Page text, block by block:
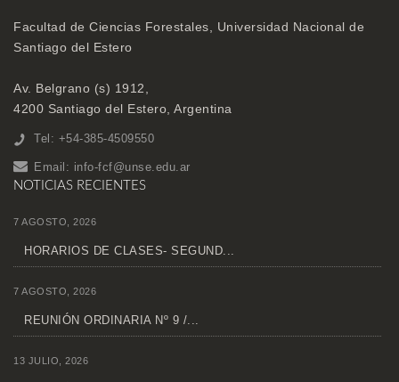
Facultad de Ciencias Forestales, Universidad Nacional de
Santiago del Estero
Av. Belgrano (s) 1912,
4200 Santiago del Estero, Argentina
Tel: +54-385-4509550
Email: info-fcf@unse.edu.ar
NOTICIAS RECIENTES
7 AGOSTO, 2026
HORARIOS DE CLASES- SEGUND...
7 AGOSTO, 2026
REUNIÓN ORDINARIA Nº 9 /...
13 JULIO, 2026